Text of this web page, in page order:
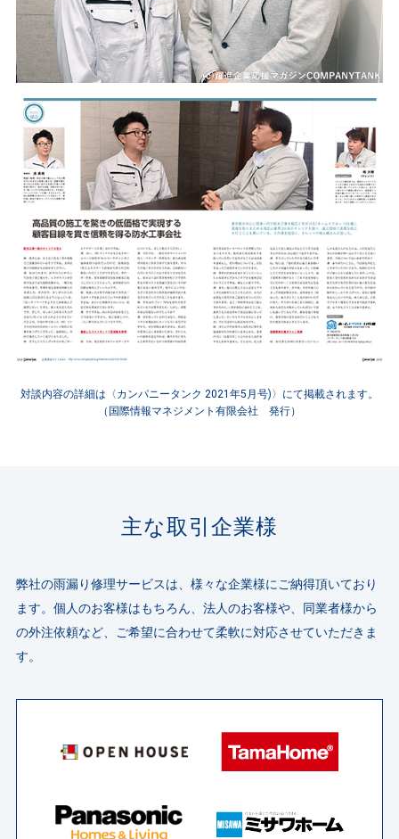
対談内容の詳細は〈カンパニータンク 2021年5月号)〉にて掲載されます。
（国際情報マネジメント有限会社 発行）
主な取引企業様
弊社の雨漏り修理サービスは、様々な企業様にご納得頂いており
ます。 個人のお客様はもちろん、法人のお客様や、同業者様から
の外注依頼など、ご希望に合わせて柔軟に対応させていただきま
す。